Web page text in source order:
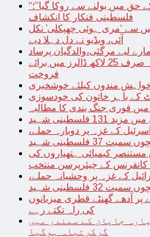
“ایوارڈ شو میں غزہ کے حق میں بولنے سے روکا گیا”؛
فلسطینی فنکار کا انکشاف
سے ‘مری ہوئی چھپکلی’ نکل
آئی، ویڈیو نے دل دہلا دیے
لیے مرگئی،والدگیان پرساد
امریکا میں خوبصورت جزیرہ صرف 25 لاکھ ڈالرز میں برائے
فروخت
خواہش مندوں کیلئے خوشخبری
کے باہر خاتون کی خودسوزی
میں فوری جنگ بندی کا مطالبہ
فلسطینی شہید
کے غزہ پر دوبارہ حملے،
سمیت 37 فلسطینی شہید
کیمیائی ہتھیاروں کی
کانفرنس کے چیئرپرسن منتخب
کے غزہ پر وحشیانہ حملے،
سمیت 32 فلسطینی شہید
آدھے گھنٹے قطری میزبانوں
کی راہ تکتے رہے
جاپان کے سمندر میں
گرکرتباہ ہوگیا